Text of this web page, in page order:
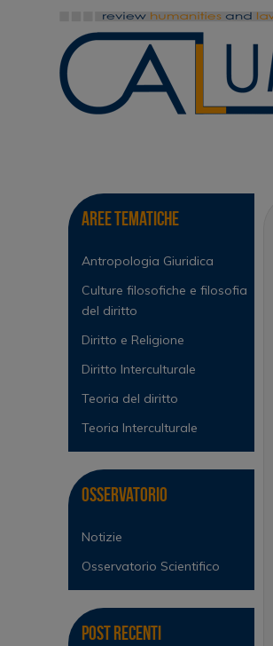
Aree tematiche
Antropologia Giuridica
Culture filosofiche e filosofia
del diritto
Diritto e Religione
Diritto Interculturale
Teoria del diritto
Teoria Interculturale
Osservatorio
Notizie
Osservatorio Scientifico
Post Recenti